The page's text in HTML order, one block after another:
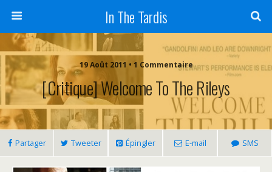
In The Tardis
19 Août 2011 • 1 Commentaire
[Critique] Welcome To The Rileys
Partager Tweeter Épingler E-mail SMS